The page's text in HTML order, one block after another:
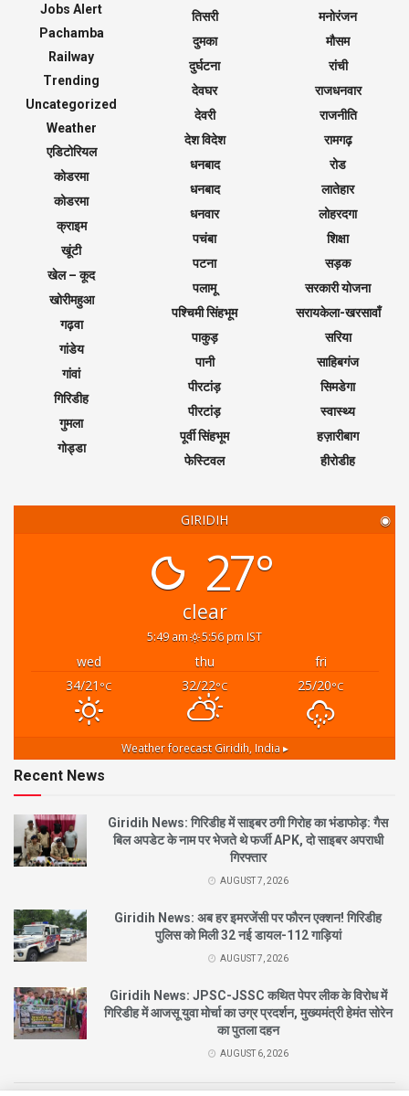
Jobs Alert
Pachamba
Railway
Trending
Uncategorized
Weather
एडिटोरियल
कोडरमा
कोडरमा
क्राइम
खूंटी
खेल – कूद
खोरीमहुआ
गढ़वा
गांडेय
गांवां
गिरिडीह
गुमला
गोड्डा
तिसरी
दुमका
दुर्घटना
देवघर
देवरी
देश विदेश
धनबाद
धनबाद
धनवार
पचंबा
पटना
पलामू
पश्चिमी सिंहभूम
पाकुड़
पानी
पीरटांड़
पीरटांड़
पूर्वी सिंहभूम
फेस्टिवल
मनोरंजन
मौसम
रांची
राजधनवार
राजनीति
रामगढ़
रोड
लातेहार
लोहरदगा
शिक्षा
सड़क
सरकारी योजना
सरायकेला-खरसावाँ
सरिया
साहिबगंज
सिमडेगा
स्वास्थ्य
हज़ारीबाग
हीरोडीह
GIRIDIH ◉
27°
clear
5:49 am 5:56 pm IST
wed thu
fri
34/21 °C 32/22°C 25/20°C
Weather forecast Giridih, India ▸
Recent News
Giridih News: गिरिडीह में साइबर ठगी गिरोह का भंडाफोड़: गैस
बिल अपडेट के नाम पर भेजते थे फर्जी APK, दो साइबर अपराधी
गिरफ्तार
AUGUST 7, 2026
Giridih News: अब हर इमरजेंसी पर फौरन एक्शन! गिरिडीह
पुलिस को मिली 32 नई डायल-112 गाड़ियां
AUGUST 7, 2026
Giridih News: JPSC-JSSC कथित पेपर लीक के विरोध में
गिरिडीह में आजसू युवा मोर्चा का उग्र प्रदर्शन, मुख्यमंत्री हेमंत सोरेन
का पुतला दहन
AUGUST 6, 2026